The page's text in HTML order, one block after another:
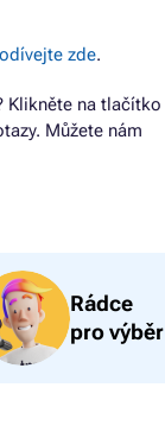
zde.
Klikněte na tlačítko
Můžete nám
Rádce
pro výběr